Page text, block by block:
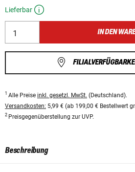
Lieferbar
IN DEN
1 Alle Preise inkl. gesetzl. MwSt. (Deutschland).
Versandkosten: 5,99 € (ab 199,00 € Bestellwert
2 Preisgegenüberstellung zur UVP.
Beschreibung